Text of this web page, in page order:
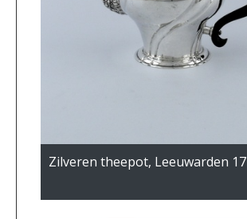
Zilveren theepot, Leeuwarden